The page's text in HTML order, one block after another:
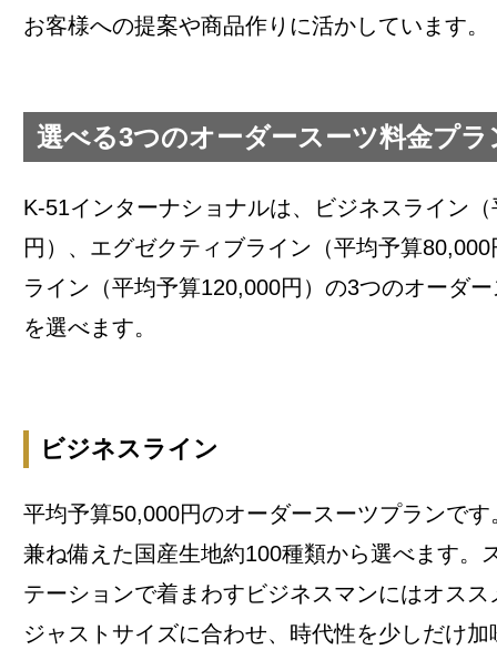
お客様への提案や商品作りに活かしています。
選べる3つのオーダースーツ料金プラ
K-51インターナショナルは、ビジネスライン
円）、エグゼクティブライン（平均予算
ライン（平均予算120,000円）の3つのオーダ
を選べます。
ビジネスライン
平均予算50,000円のオーダースーツプランで
兼ね備えた国産生地約100種類から選べます。
テーションで着まわすビジネスマンにはオス
ジャストサイズに合わせ、時代性を少しだけ